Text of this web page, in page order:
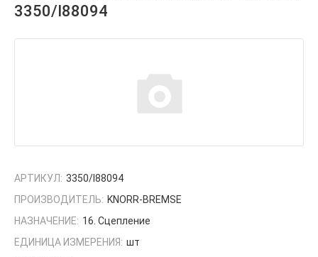
3350/I88094
АРТИКУЛ: 3350/I88094
ПРОИЗВОДИТЕЛЬ: KNORR-BREMSE
НАЗНАЧЕНИЕ: 16. Сцепление
ЕДИНИЦА ИЗМЕРЕНИЯ: шт